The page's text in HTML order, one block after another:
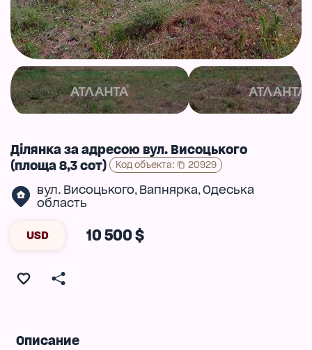
Ділянка за адресою вул. Висоцького
(площа 8,3 сот)
Код объекта: 20929
вул. Висоцького, Вапнярка,Одеська
область
USD 10 500 $
Описание